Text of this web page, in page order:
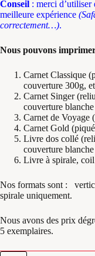
Conseil : merci d’utiliser
meilleure expérience
correctement…).
Nous pouvons
Carnet Classique
couverture 300g,
Carnet Singer
couverture
Carnet de Voyage
Carnet Gold
Livre dos collé
couverture
Livre à spirale,
Nos formats sont :
spirale uniquement.
Nous avons des prix
5 exemplaires.